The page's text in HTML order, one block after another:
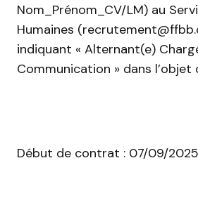
Nom_Prénom_CV/LM) au
Humaines
indiquant « Alternant(e)
Communication » dans l’objet
Début de contrat : 07/09/2025